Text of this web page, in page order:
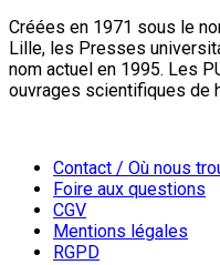
Créées en 1971 sous le
Lille, les Presses
nom actuel en 1995. Les
ouvrages scientifiques de
Contact / Où nous
Foire aux questions
CGV
Mentions légales
RGPD